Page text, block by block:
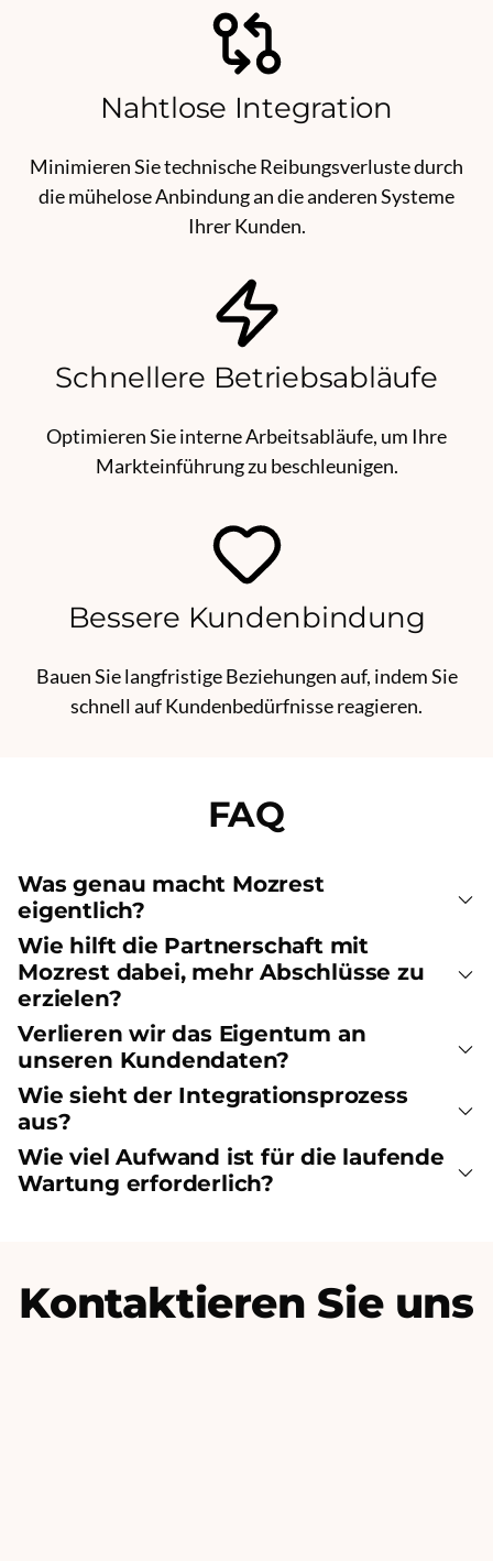
Nahtlose Integration
Minimieren Sie technische Reibungsverluste durch
die mühelose Anbindung an die anderen Systeme
Ihrer Kunden.
Schnellere Betriebsabläufe
Optimieren Sie interne Arbeitsabläufe, um Ihre
Markteinführung zu beschleunigen.
Bessere Kundenbindung
Bauen Sie langfristige Beziehungen auf, indem Sie
schnell auf Kundenbedürfnisse reagieren.
FAQ
Was genau macht Mozrest
eigentlich?
Wie hilft die Partnerschaft mit
Mozrest dabei, mehr Abschlüsse zu
erzielen?
Verlieren wir das Eigentum an
unseren Kundendaten?
Wie sieht der Integrationsprozess
aus?
Wie viel Aufwand ist für die laufende
Wartung erforderlich?
Kontaktieren Sie uns